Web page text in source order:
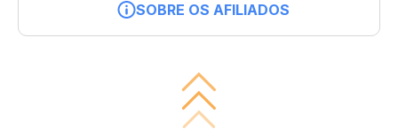
SOBRE OS AFILIADOS